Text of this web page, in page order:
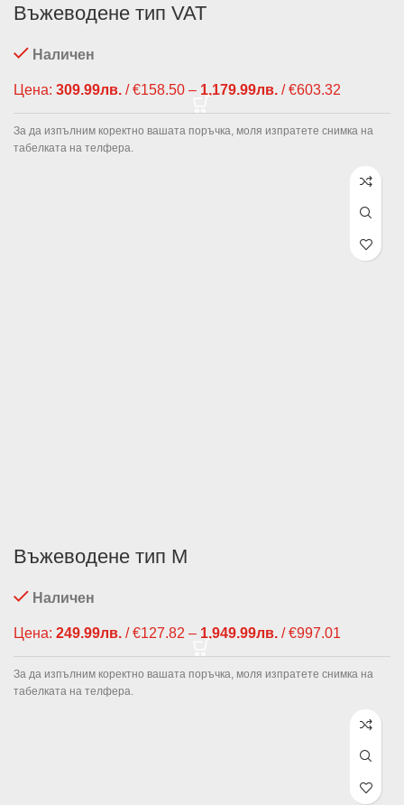
Въжеводене тип VAT
Наличен
Цена: 309.99лв. / €158.50 – 1,179.99лв. / €603.32
За да изпълним коректно вашата поръчка, моля изпратете снимка на
табелката на телфера.
Въжеводене тип М
Наличен
Цена: 249.99лв. / €127.82 – 1,949.99лв. / €997.01
За да изпълним коректно вашата поръчка, моля изпратете снимка на
табелката на телфера.